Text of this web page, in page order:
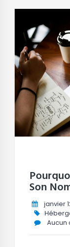
Son
janvier
Aucun